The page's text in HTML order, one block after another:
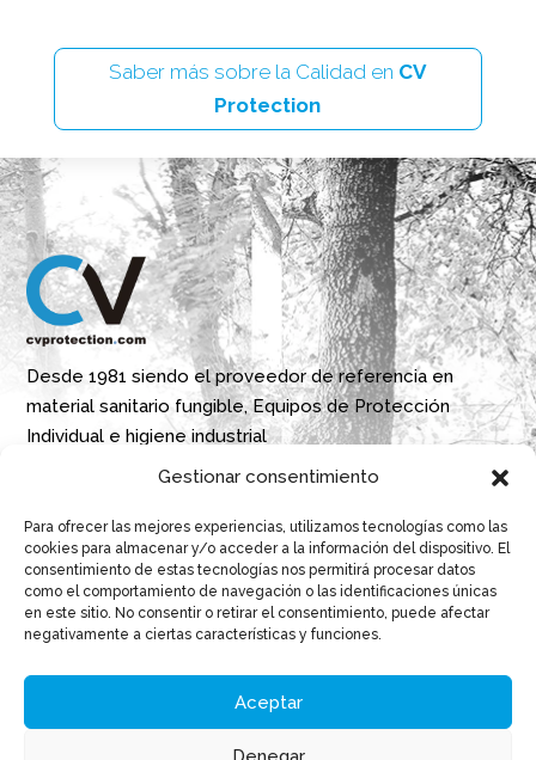
Gestionar consentimiento
Para ofrecer las mejores experiencias, utilizamos tecnologías como las
cookies para almacenar y/o acceder a la información del dispositivo. El
consentimiento de estas tecnologías nos permitirá procesar datos
como el comportamiento de navegación o las identificaciones únicas
en este sitio. No consentir o retirar el consentimiento, puede afectar
negativamente a ciertas características y funciones.
Aceptar
Saber más sobre la Calidad en CV
Protection
Desde 1981 siendo el proveedor de referencia en
material sanitario fungible, Equipos de Protección
Individual e higiene industrial
48340 Amorebieta, Bizkaia, Spain
 N 43º 14’ 10’’ W 2º 45’ 18’’
 info@cvprotection.com